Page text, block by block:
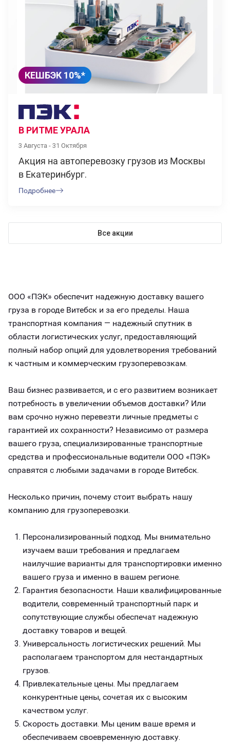
КЕШБЭК 10%*
В РИТМЕ УРАЛА
3 Августа - 31 Октября
Акция на автоперевозку грузов из Москвы
в Екатеринбург.
Подробнее
Все акции
ООО «ПЭК» обеспечит надежную доставку вашего
груза в городе Витебск и за его пределы. Наша
транспортная компания — надежный спутник в
области логистических услуг, предоставляющий
полный набор опций для удовлетворения требований
к частным и коммерческим грузоперевозкам.
Ваш бизнес развивается, и с его развитием возникает
потребность в увеличении объемов доставки? Или
вам срочно нужно перевезти личные предметы с
гарантией их сохранности? Независимо от размера
вашего груза, специализированные транспортные
средства и профессиональные водители ООО «ПЭК»
справятся с любыми задачами в городе Витебск.
Несколько причин, почему стоит выбрать нашу
компанию для грузоперевозки.
Персонализированный подход. Мы внимательно
изучаем ваши требования и предлагаем
наилучшие варианты для транспортировки именно
вашего груза и именно в вашем регионе.
Гарантия безопасности. Наши квалифицированные
водители, современный транспортный парк и
сопутствующие службы обеспечат надежную
доставку товаров и вещей.
Универсальность логистических решений. Мы
располагаем транспортом для нестандартных
грузов.
Привлекательные цены. Мы предлагаем
конкурентные цены, сочетая их с высоким
качеством услуг.
Скорость доставки. Мы ценим ваше время и
обеспечиваем своевременную доставку.